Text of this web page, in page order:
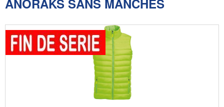
ANORAKS SANS MANCHES